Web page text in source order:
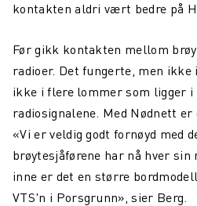
Northcom vant rammeavtale med
Northcom deltar på DALO
Avinor og Oslo Lufthavn: Sikrer
Kommunikasjon i Støyfylte
Vi søker en Operation Specialist
Maritim konnektivitet: overvinne
kontakten aldri vært bedre på
Før gikk kontakten mellom
radioer. Det fungerte, men
ikke i flere lommer som ligger i
radiosignalene. Med Nødnett er
«Vi er veldig godt fornøyd med
brøytesjåførene har nå hver
inne er det en større
VTS'n i Porsgrunn», sier Berg.